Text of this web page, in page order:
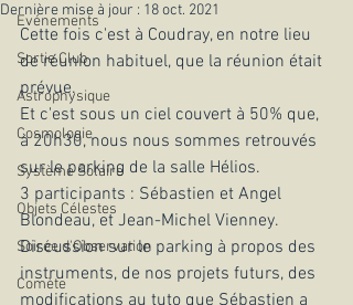
Evénements
Sortie Club
Astrophysique
Cosmologie
Système Solaire
Objets Célestes
Soirée d'Observation
Comète
Dernière mise à jour : 18 oct. 2021
Cette fois c'est à Coudray, en notre lieu
de réunion habituel, que la réunion était
prévue.
Et c'est sous un ciel couvert à 50% que,
à 20h30, nous nous sommes retrouvés
sur le parking de la salle Hélios.
3 participants : Sébastien et Angel
Blondeau, et Jean-Michel Vienney.
Discussion sur le parking à propos des
instruments, de nos projets futurs, des
modifications au tuto que Sébastien a